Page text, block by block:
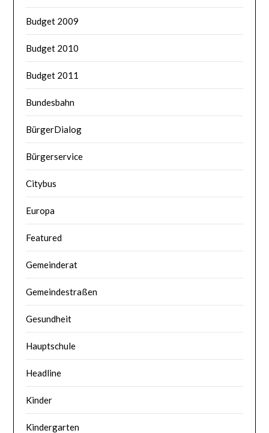
Budget 2009
Budget 2010
Budget 2011
Bundesbahn
BürgerDialog
Bürgerservice
Citybus
Europa
Featured
Gemeinderat
Gemeindestraßen
Gesundheit
Hauptschule
Headline
Kinder
Kindergarten